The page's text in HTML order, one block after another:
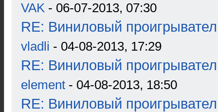
VAK - 06-07-2013, 07:30
RE: Виниловый
vladli - 04-08-2013, 17:29
RE: Виниловый
element - 04-08-2013, 18:50
RE: Виниловый